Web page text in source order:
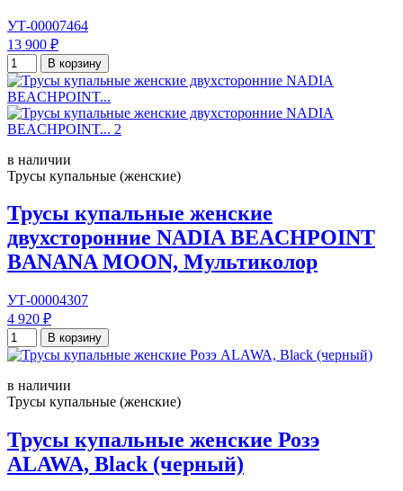
УТ-00007464
13 900 ₽
В корзину
в наличии
Трусы купальные (женские)
Трусы купальные женские
двухсторонние NADIA BEACHPOINT
BANANA MOON, Мультиколор
УТ-00004307
4 920 ₽
В корзину
в наличии
Трусы купальные (женские)
Трусы купальные женские Розэ
ALAWA, Black (черный)